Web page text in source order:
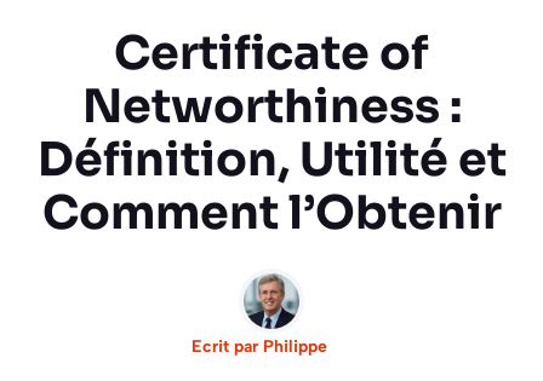
Certificate of
Networthiness :
Définition, Utilité et
Comment l’Obtenir
Ecrit par Philippe